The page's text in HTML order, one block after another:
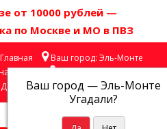
от 10000 рублей —
по Москве и МО в ПВЗ
Главная Ваш город: Эль-Монте
Ваш город —Эль-Монте
Угадали?
почта
Личный кабинет
Доставка